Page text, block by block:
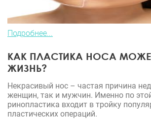
Подробнее...
КАК ПЛАСТИКА НОСА
ЖИЗНЬ?
Некрасивый нос – частая причина
женщин, так и мужчин. Именно по
ринопластика входит в тройку
пластических операций.